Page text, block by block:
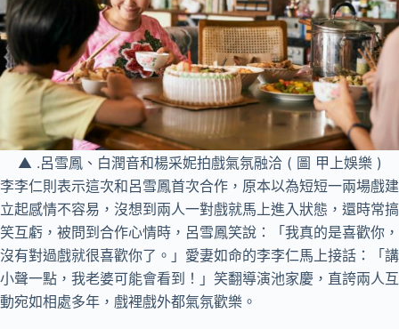
▲ .呂雪鳳、白潤音和楊采妮拍戲氣氛融洽 ( 圖 甲上娛樂 )
李李仁則表示這次和呂雪鳳首次合作，原本以為短短一兩場戲建
立起感情不容易，沒想到兩人一對戲就馬上進入狀態，還時常搞
笑互虧，被問到合作心情時，呂雪鳳笑說：「我真的是喜歡你，
沒有對過戲就很喜歡你了。」愛妻如命的李李仁馬上接話：「講
小聲一點，我老婆可能會看到！」笑翻導演池家慶，直誇兩人互
動宛如相處多年，戲裡戲外都氣氛歡樂。